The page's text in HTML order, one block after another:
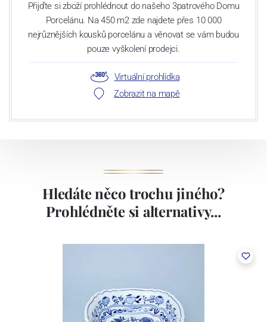
Přijďte si zboží prohlédnout do našeho 3patrového Domu
Porcelánu. Na 450 m2 zde najdete přes 10 000
nejrůznějších kousků porcelánu a věnovat se vám budou
pouze vyškolení prodejci.
Virtuální prohlídka
Zobrazit na mapě
Hledáte něco trochu jiného?
Prohlédněte si alternativy...